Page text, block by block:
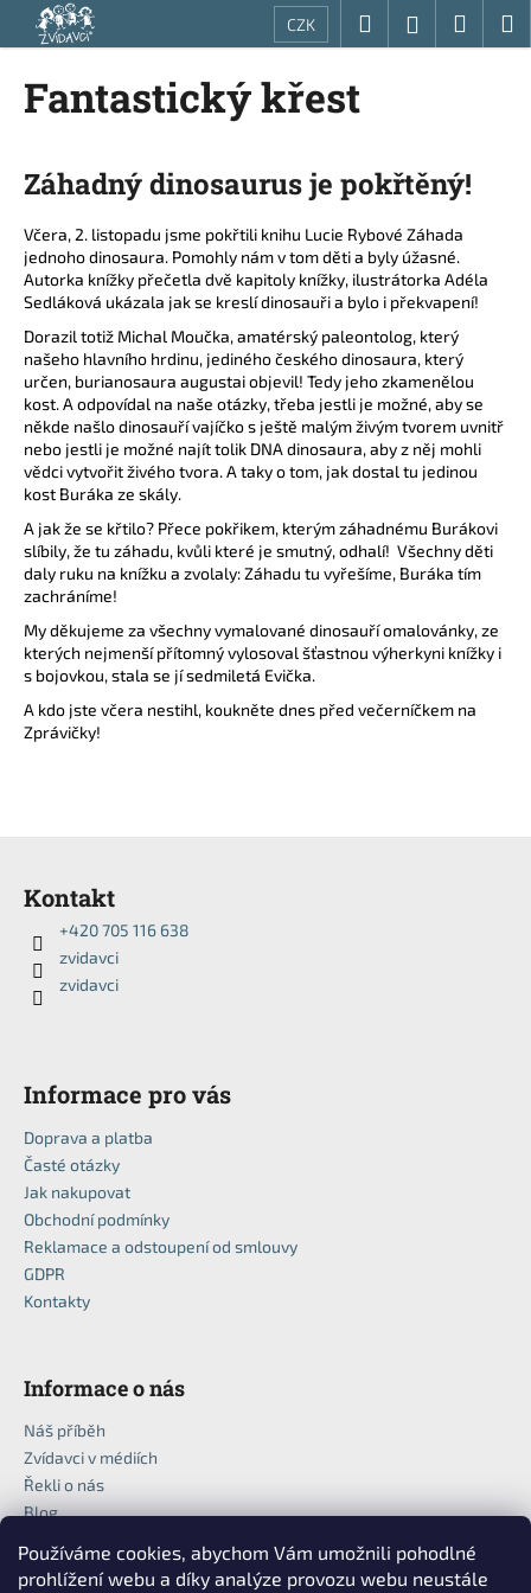
Používáme cookies, abychom Vám umožnili pohodlné
prohlížení webu a díky analýze provozu webu neustále
obsah
CZK HledatPřihlášení
Fantastický křest
Záhadný dinosaurus je pokřtěný!
Včera, 2. listopadu jsme pokřtili knihu Lucie Rybové Záhada
jednoho dinosaura. Pomohly nám v tom děti a byly úžasné.
Autorka knížky přečetla dvě kapitoly knížky, ilustrátorka Adéla
Sedláková ukázala jak se kreslí dinosauři a bylo i překvapení!
Dorazil totiž Michal Moučka, amatérský paleontolog, který
našeho hlavního hrdinu, jediného českého dinosaura, který
určen, burianosaura augustai objevil! Tedy jeho zkamenělou
kost. A odpovídal na naše otázky, třeba jestli je možné, aby se
někde našlo dinosauří vajíčko s ještě malým živým tvorem uvnitř
nebo jestli je možné najít tolik DNA dinosaura, aby z něj mohli
vědci vytvořit živého tvora. A taky o tom, jak dostal tu jedinou
kost Buráka ze skály.
A jak že se křtilo? Přece pokřikem, kterým záhadnému Burákovi
slíbily, že tu záhadu, kvůli které je smutný, odhalí! Všechny děti
daly ruku na knížku a zvolaly: Záhadu tu vyřešíme, Buráka tím
zachráníme!
My děkujeme za všechny vymalované dinosauří omalovánky, ze
kterých nejmenší přítomný vylosoval šťastnou výherkyni knížky i
s bojovkou, stala se jí sedmiletá Evička.
A kdo jste včera nestihl, koukněte dnes před večerníčkem na
Zprávičky!
o
p
o
t
ř
e
b
u
j
e
t
e
n
a
j
í
t
?
D
o
p
o
u
e
m
e
Kontakt
+420 705 116 638
zvidavci
zvidavci
Informace pro vás
Doprava a platba
Časté otázky
Jak nakupovat
Obchodní podmínky
Reklamace a odstoupení od smlouvy
GDPR
Kontakty
Informace o nás
Náš příběh
Zvídavci v médiích
Řekli o nás
Blog